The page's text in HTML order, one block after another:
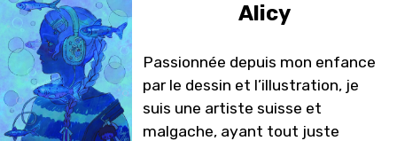
Alicy
Passionnée depuis mon enfance
par le dessin et l’illustration, je
suis une artiste suisse et
malgache, ayant tout juste